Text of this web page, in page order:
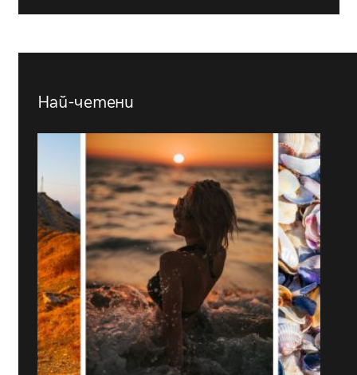
Най-четени